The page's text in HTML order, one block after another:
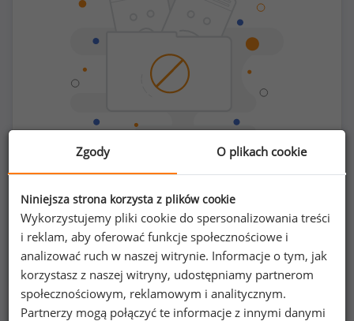
Chcesz porównać swoje zarobki z innymi?
Sprawdź ile powinieneś zarabiać
Zgody O plikach cookie
Niniejsza strona korzysta z plików cookie
Wykorzystujemy pliki cookie do spersonalizowania treści
i reklam, aby oferować funkcje społecznościowe i
analizować ruch w naszej witrynie. Informacje o tym, jak
korzystasz z naszej witryny, udostępniamy partnerom
społecznościowym, reklamowym i analitycznym.
Partnerzy mogą połączyć te informacje z innymi danymi